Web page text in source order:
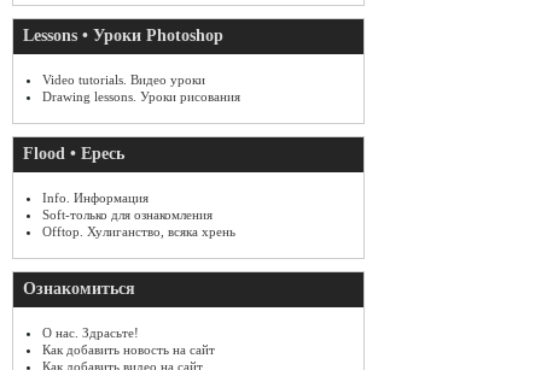
Lessons • Уроки Photoshop
Video tutorials. Видео уроки
Drawing lessons. Уроки рисования
Flood • Ересь
Info. Информация
Soft-только для ознакомления
Offtop. Хулиганство, всяка хрень
Ознакомиться
О нас. Здрасьте!
Как добавить новость на сайт
Как добавить видео на сайт